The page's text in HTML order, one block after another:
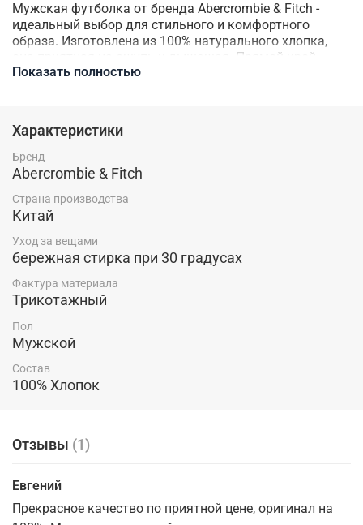
Мужская футболка от бренда Abercrombie & Fitch -
идеальный выбор для стильного и комфортного
образа. Изготовлена из 100% натурального хлопка,
она приятная на ощупь и дышащая. Прямой крой
отлично подойдет для создания базового гардероба.
повседневный образ в зависимости от вашего
настроения.
Показать полностью
Характеристики
Бренд
Abercrombie & Fitch
Страна производства
Китай
Уход за вещами
бережная стирка при 30 градусах
Фактура материала
Трикотажный
Пол
Мужской
Состав
100% Хлопок
Отзывы (1)
Евгений
Прекрасное качество по приятной цене, оригинал на